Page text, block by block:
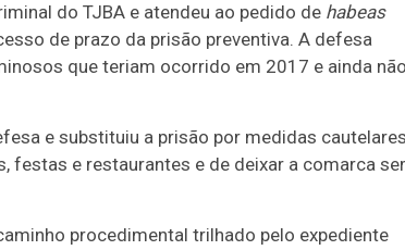
do TJBA e atendeu ao pedido de habeas
de prazo da prisão preventiva. A defesa
que teriam ocorrido em 2017 e ainda
e substituiu a prisão por medidas
festas e restaurantes e de deixar a comarca
procedimental trilhado pelo expediente